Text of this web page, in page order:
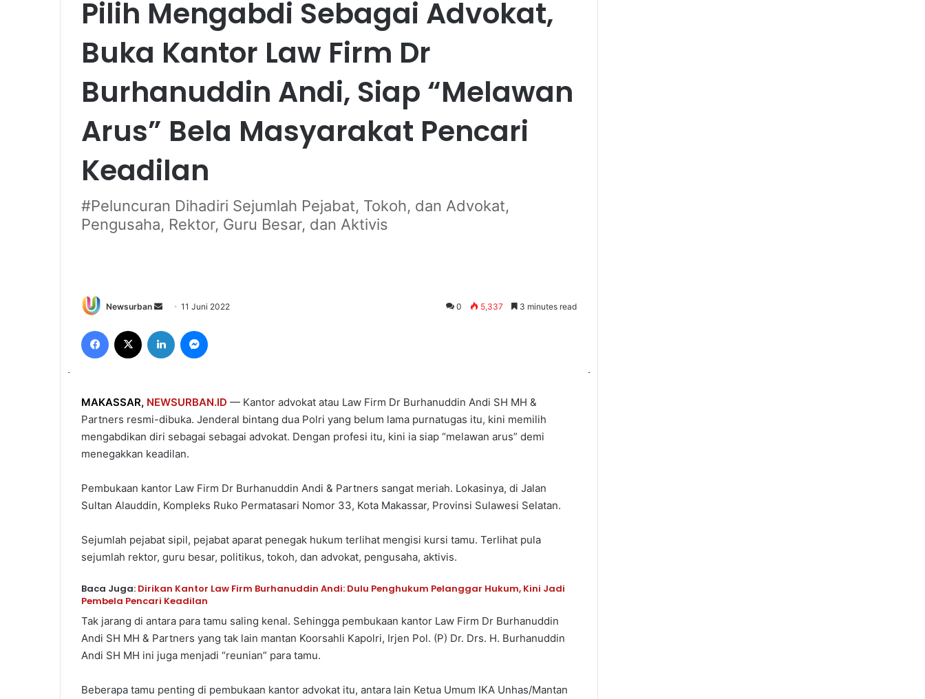
Pilih Mengabdi Sebagai Advokat,
Buka Kantor Law Firm Dr
Burhanuddin Andi, Siap “Melawan
Arus” Bela Masyarakat Pencari
Keadilan
#Peluncuran Dihadiri Sejumlah Pejabat, Tokoh, dan Advokat,
Pengusaha, Rektor, Guru Besar, dan Aktivis
Newsurban
Send
email
11 Juni 2022 0 5,337 3 minutes read
Facebook LinkedIn
MAKASSAR, NEWSURBAN.ID — Kantor advokat atau Law Firm Dr Burhanuddin Andi SH MH &
Partners resmi-dibuka. Jenderal bintang dua Polri yang belum lama purnatugas itu, kini memilih
mengabdikan diri sebagai sebagai advokat. Dengan profesi itu, kini ia siap “melawan arus” demi
menegakkan keadilan.
Pembukaan kantor Law Firm Dr Burhanuddin Andi & Partners sangat meriah. Lokasinya, di Jalan
Sultan Alauddin, Kompleks Ruko Permatasari Nomor 33, Kota Makassar, Provinsi Sulawesi Selatan.
Sejumlah pejabat sipil, pejabat aparat penegak hukum terlihat mengisi kursi tamu. Terlihat pula
sejumlah rektor, guru besar, politikus, tokoh, dan advokat, pengusaha, aktivis.
Baca Juga: Dirikan Kantor Law Firm Burhanuddin Andi: Dulu Penghukum Pelanggar Hukum, Kini Jadi
Pembela Pencari Keadilan
Tak jarang di antara para tamu saling kenal. Sehingga pembukaan kantor Law Firm Dr Burhanuddin
Andi SH MH & Partners yang tak lain mantan Koorsahli Kapolri, Irjen Pol. (P) Dr. Drs. H. Burhanuddin
Andi SH MH ini juga menjadi “reunian” para tamu.
Beberapa tamu penting di pembukaan kantor advokat itu, antara lain Ketua Umum IKA Unhas/Mantan